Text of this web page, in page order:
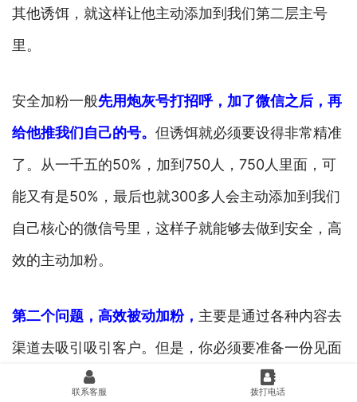
其他诱饵，就这样让他主动添加到我们第二层主号
里。
安全加粉一般先用炮灰号打招呼，加了微信之后，再
给他推我们自己的号。 但诱饵就必须要设得非常精准
了。从一千五的50%，加到750人，750人里面，可
能又有是50%，最后也就300多人会主动添加到我们
自己核心的微信号里，这样子就能够去做到安全，高
效的主动加粉。
第二个问题，高效被动加粉， 主要是通过各种内容去
渠道去吸引吸引客户。但是，你必须要准备一份见面
礼，就他扫码是要理由的，他们也不是看到二维就会
联系客服 拨打电话